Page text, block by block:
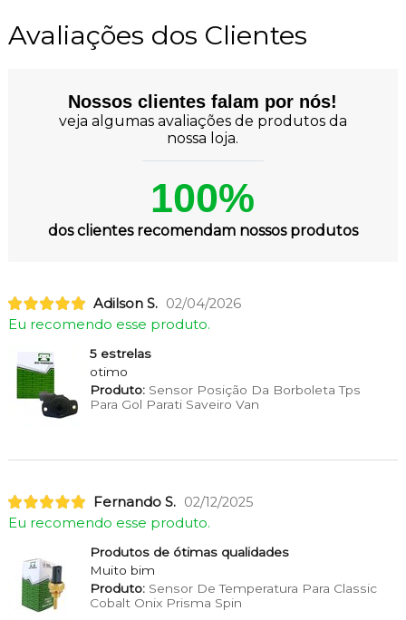
Avaliações dos Clientes
Nossos clientes falam por nós!
veja algumas avaliações de produtos da
nossa loja.
100%
dos clientes recomendam nossos produtos
Adilson S. 02/04/2026
Eu recomendo esse produto.
5 estrelas
otimo
Produto:Sensor Posição Da Borboleta Tps
Para Gol Parati Saveiro Van
Fernando S. 02/12/2025
Eu recomendo esse produto.
Produtos de ótimas qualidades
Muito bim
Produto:Sensor De Temperatura Para Classic
Cobalt Onix Prisma Spin